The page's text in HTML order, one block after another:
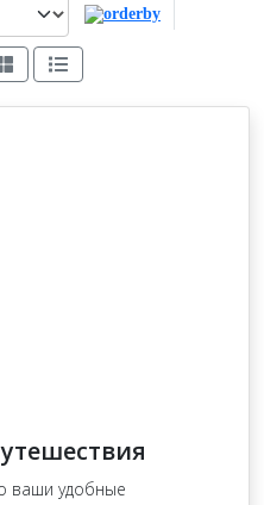
ваши удобные